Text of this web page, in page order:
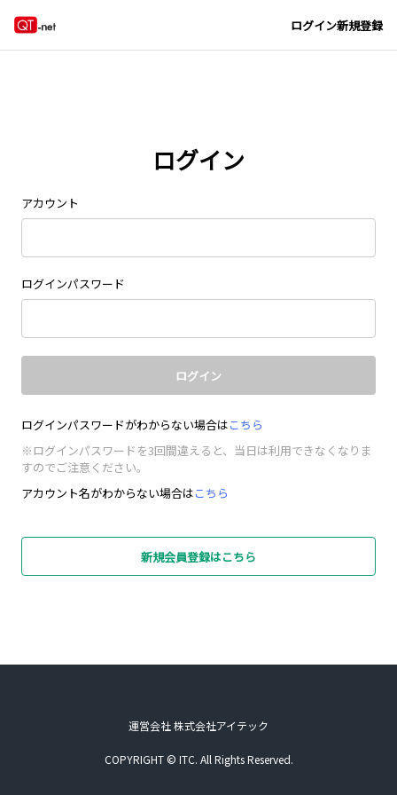
ログイン新規登録
ログイン
アカウント
ログインパスワード
ログイン
ログインパスワードがわからない場合はこちら
※ログインパスワードを3回間違えると、当日は利用できなくなりま
すのでご注意ください。
アカウント名がわからない場合はこちら
新規会員登録はこちら
運営会社 株式会社アイテック
COPYRIGHT © ITC. All Rights Reserved.